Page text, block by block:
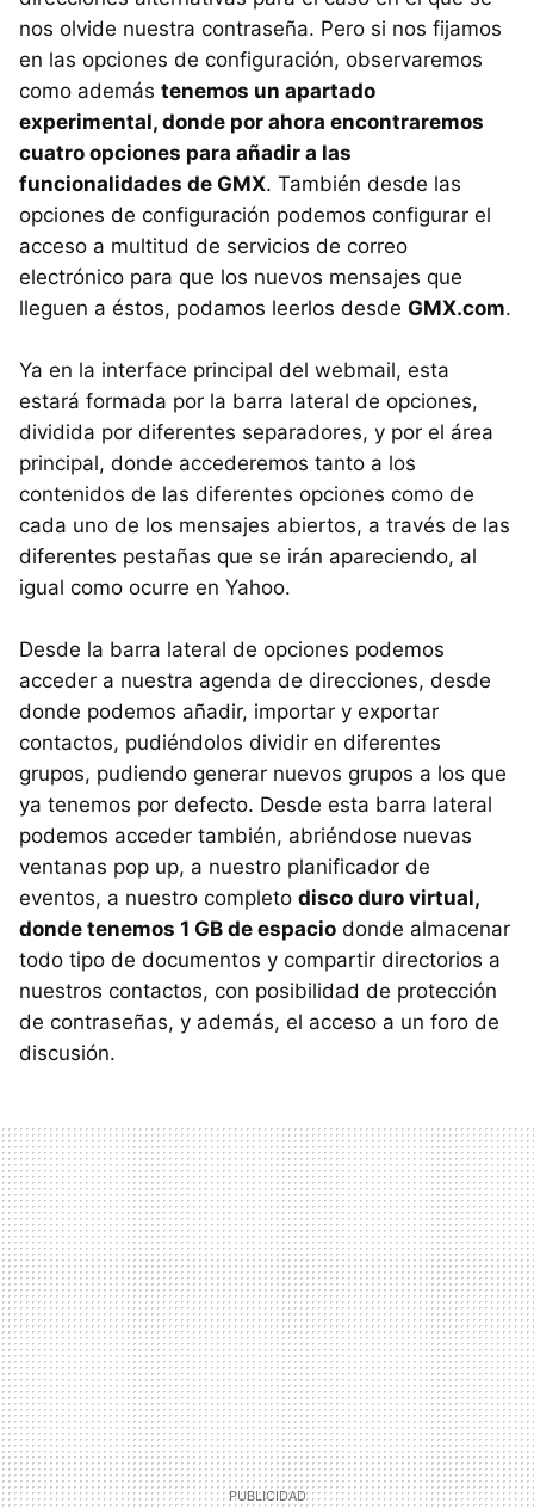
nos olvide nuestra contraseña. Pero si nos fijamos
en las opciones de configuración, observaremos
como además tenemos un apartado
experimental, donde por ahora encontraremos
cuatro opciones para añadir a las
funcionalidades de GMX. También desde las
opciones de configuración podemos configurar el
acceso a multitud de servicios de correo
electrónico para que los nuevos mensajes que
lleguen a éstos, podamos leerlos desde GMX.com.
Ya en la interface principal del webmail, esta
estará formada por la barra lateral de opciones,
dividida por diferentes separadores, y por el área
principal, donde accederemos tanto a los
contenidos de las diferentes opciones como de
cada uno de los mensajes abiertos, a través de las
diferentes pestañas que se irán apareciendo, al
igual como ocurre en Yahoo.
Desde la barra lateral de opciones podemos
acceder a nuestra agenda de direcciones, desde
donde podemos añadir, importar y exportar
contactos, pudiéndolos dividir en diferentes
grupos, pudiendo generar nuevos grupos a los que
ya tenemos por defecto. Desde esta barra lateral
podemos acceder también, abriéndose nuevas
ventanas pop up, a nuestro planificador de
eventos, a nuestro completo disco duro virtual,
donde tenemos 1 GB de espacio donde almacenar
todo tipo de documentos y compartir directorios a
nuestros contactos, con posibilidad de protección
de contraseñas, y además, el acceso a un foro de
discusión.